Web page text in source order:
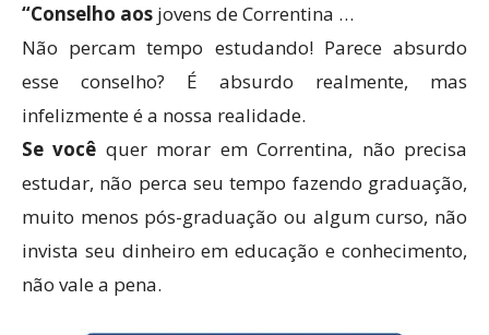
“Conselho aos jovens de Correntina …
Não percam tempo estudando! Parece absurdo
esse conselho? É absurdo realmente, mas
infelizmente é a nossa realidade.
Se você quer morar em Correntina, não precisa
estudar, não perca seu tempo fazendo graduação,
muito menos pós-graduação ou algum curso, não
invista seu dinheiro em educação e conhecimento,
não vale a pena.